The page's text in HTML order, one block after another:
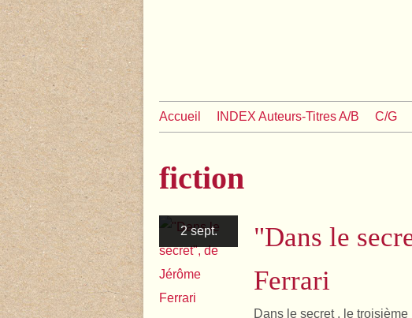
Accueil INDEX Auteurs-Titres A/B C/G
fiction
2 sept.
"Dans le
Ferrari
Dans le secret , le